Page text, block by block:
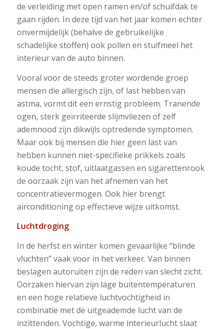
de verleiding met open ramen en/of schuifdak te
gaan rijden. In deze tijd van het jaar komen echter
onvermijdelijk (behalve de gebruikelijke
schadelijke stoffen) ook pollen en stuifmeel het
interieur van de auto binnen.
Vooral voor de steeds groter wordende groep
mensen die allergisch zijn, of last hebben van
astma, vormt dit een ernstig probleem. Tranende
ogen, sterk geïrriteerde slijmvliezen of zelf
ademnood zijn dikwijls optredende symptomen.
Maar ook bij mensen die hier geen last van
hebben kunnen niet-specifieke prikkels zoals
koude tocht, stof, uitlaatgassen en sigarettenrook
de oorzaak zijn van het afnemen van het
concentratievermogen. Ook hier brengt
airconditioning op effectieve wijze uitkomst.
Luchtdroging
In de herfst en winter komen gevaarlijke “blinde
vluchten” vaak voor in het verkeer. Van binnen
beslagen autoruiten zijn de reden van slecht zicht.
Oorzaken hiervan zijn lage buitentemperaturen
en een hoge relatieve luchtvochtigheid in
combinatie met de uitgeademde lucht van de
inzittenden. Vochtige, warme interieurlucht slaat